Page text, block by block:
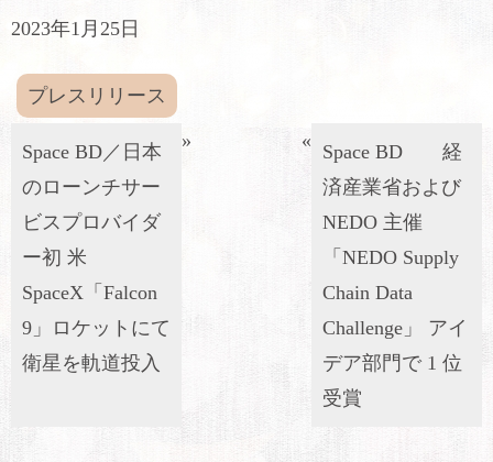
2023年1月25日
プレスリリース
Space BD／日本
のローンチサー
ビスプロバイダ
ー初 米
SpaceX「Falcon
9」ロケットにて
衛星を軌道投入
» « Space BD 経
済産業省および
NEDO 主催
「NEDO Supply
Chain Data
Challenge」 アイ
デア部門で 1 位
受賞